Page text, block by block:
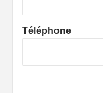
Téléphone